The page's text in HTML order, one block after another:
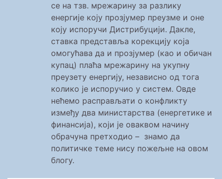
се на тзв. мрежарину за разлику
енергије коју прозјумер преузме и оне
коју испоручи Дистрибуцији. Дакле,
ставка представља корекцију која
омогућава да и прозјумер (као и обичан
купац) плаћа мрежарину на укупну
преузету енергију, независно од тога
колико је испоручио у систем. Овде
нећемо расправљати о конфликту
између два министарства (енергетике и
финансија), који је оваквом начину
обрачуна претходио – знамо да
политичке теме нису пожељне на овом
блогу.